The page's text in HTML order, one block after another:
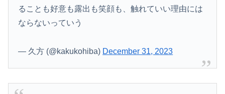
ることも好意も露出も笑顔も、触れていい理由には
ならないっていう
— 久方 (@kakukohiba) December 31, 2023